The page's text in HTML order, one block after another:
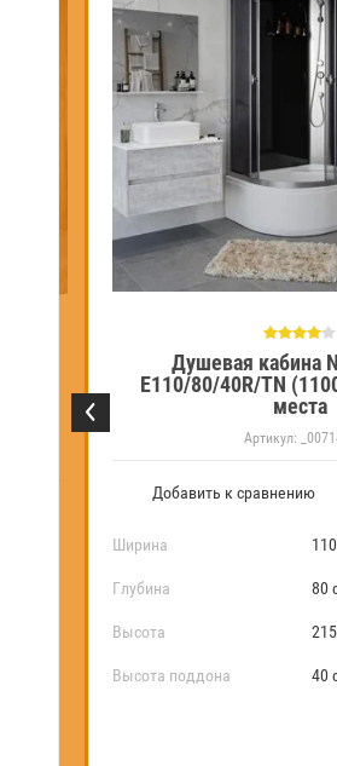
Душевая кабина
E110/80/40R/TN
места
Артикул:
Добавить к сравнению
Ширина
Глубина 80
Высота
Высота поддона 40